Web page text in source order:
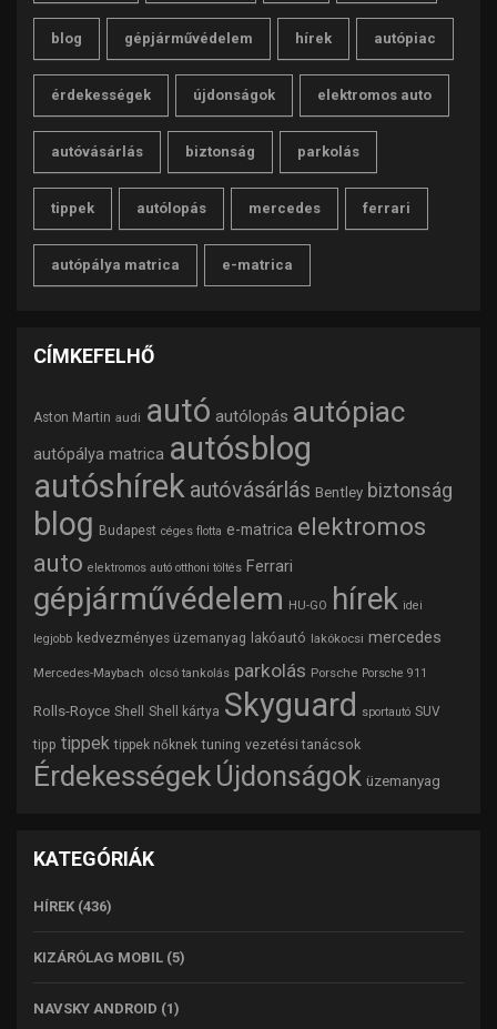
blog gépjárművédelem hírek autópiac
érdekességek újdonságok elektromos auto
autóvásárlás biztonság parkolás
tippek autólopás mercedes ferrari
autópálya matrica e-matrica
CÍMKEFELHŐ
Aston Martin audi autó autólopás autópiac
autópálya matrica autósblog
autóshírek autóvásárlás Bentley biztonság
blog Budapest céges flotta e-matrica elektromos
auto elektromos autó otthoni töltés Ferrari
gépjárművédelem HU-GO hírek idei
legjobb kedvezményes üzemanyag lakóautó lakókocsi mercedes
Mercedes-Maybach olcsó tankolás parkolás Porsche Porsche 911
Rolls-Royce Shell Shell kártya Skyguard sportautó SUV
tipp tippek tippek nőknek tuning vezetési tanácsok
Érdekességek Újdonságok üzemanyag
KATEGÓRIÁK
HÍREK (436)
KIZÁRÓLAG MOBIL (5)
NAVSKY ANDROID (1)